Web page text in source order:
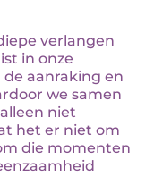
verlangen
in onze
aanraking en
we samen
niet
het er niet om
die momenten